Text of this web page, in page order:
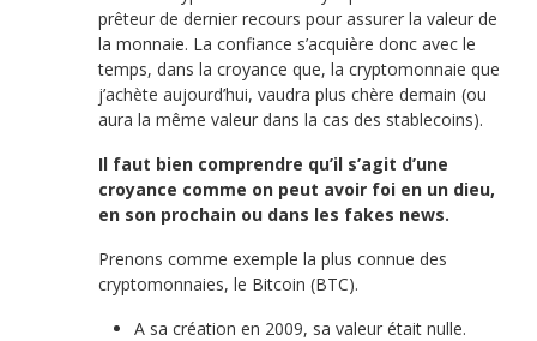
prêteur de dernier recours pour assurer la valeur de
la monnaie. La confiance s’acquière donc avec le
temps, dans la croyance que, la cryptomonnaie que
j’achète aujourd’hui, vaudra plus chère demain (ou
aura la même valeur dans la cas des stablecoins).
Il faut bien comprendre qu’il s’agit d’une
croyance comme on peut avoir foi en un dieu,
en son prochain ou dans les fakes news.
Prenons comme exemple la plus connue des
cryptomonnaies, le Bitcoin (BTC).
A sa création en 2009, sa valeur était nulle.